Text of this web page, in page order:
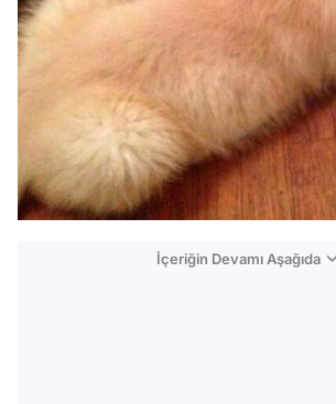
İçeriğin Devamı Aşağıda